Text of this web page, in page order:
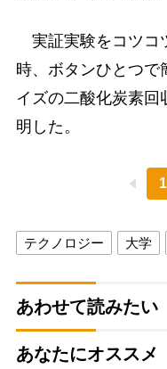
実証実験をコツコ
時、ボタンひとつで
イズの二酸化炭素回
明した。
1
テクノロジー 大学
あわせて読みたい
あなたにオススメ